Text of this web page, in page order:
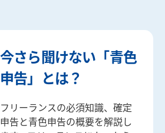
今さら聞けない「青色
申告」とは？
フリーランスの必須知識、確定
申告と青色申告の概要を解説し